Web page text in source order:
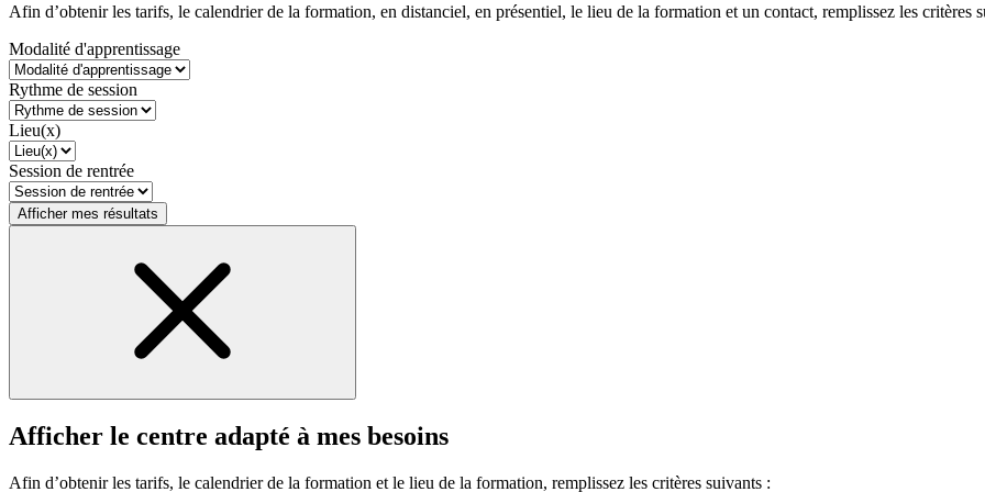
Afin d’obtenir les tarifs, le calendrier de la formation, en distanciel, en présentiel, le lieu de la formation et un contact, remplissez les critères
Modalité d'apprentissage
Rythme de session
Lieu(x)
Session de rentrée
Afficher mes résultats
Afficher le centre adapté à mes besoins
Afin d’obtenir les tarifs, le calendrier de la formation et le lieu de la formation, remplissez les critères suivants :